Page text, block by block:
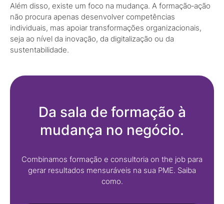
Além disso, existe um foco na mudança. A formação‑ação
não procura apenas desenvolver competências
individuais, mas apoiar transformações organizacionais,
seja ao nível da inovação, da digitalização ou da
sustentabilidade.
Da sala de formação à
mudança no negócio.
Combinamos formação e consultoria on the job para
gerar resultados mensuráveis na sua PME. Saiba
como.